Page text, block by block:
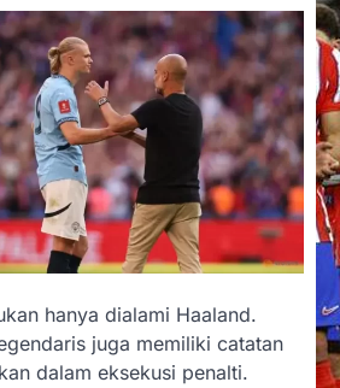
hanya dialami Haaland.
juga memiliki catatan
dalam eksekusi penalti.